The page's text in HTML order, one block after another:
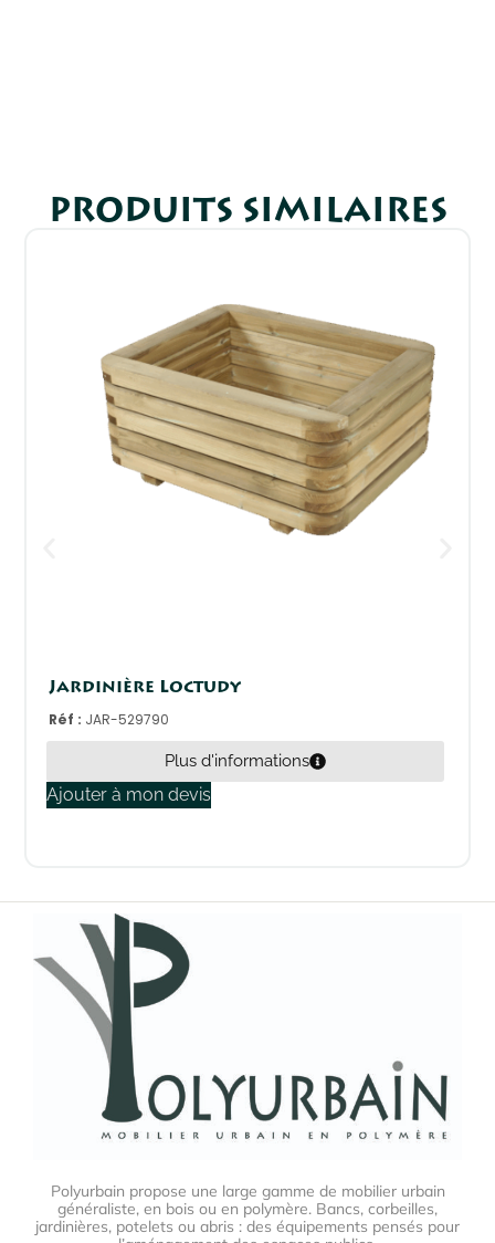
PRODUITS SIMILAIRES
Jardinière Loctudy
Réf : JAR-529790
Plus d'informations
Ajouter à mon devis
Polyurbain propose une large gamme de mobilier urbain
généraliste, en bois ou en polymère. Bancs, corbeilles,
jardinières, potelets ou abris : des équipements pensés pour